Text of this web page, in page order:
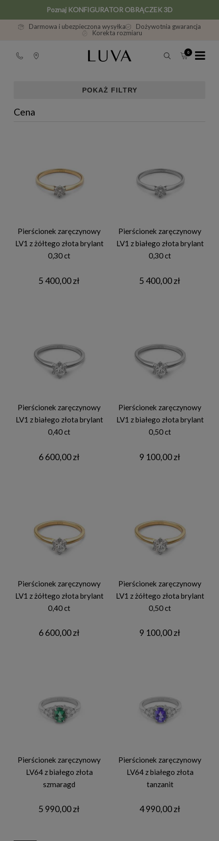
Poznaj KONFIGURATOR OBRĄCZEK 3D
Darmowa i ubezpieczona wysyłka
Dożywotnia gwarancja
Korekta rozmiaru
POKAŻ FILTRY
Cena
Pierścionek zaręczynowy
LV1 z żółtego złota brylant
0,30 ct
5 400,00 zł
Pierścionek zaręczynowy
LV1 z białego złota brylant
0,30 ct
5 400,00 zł
Pierścionek zaręczynowy
LV1 z białego złota brylant
0,40 ct
6 600,00 zł
Pierścionek zaręczynowy
LV1 z białego złota brylant
0,50 ct
9 100,00 zł
Pierścionek zaręczynowy
LV1 z żółtego złota brylant
0,40 ct
6 600,00 zł
Pierścionek zaręczynowy
LV1 z żółtego złota brylant
0,50 ct
9 100,00 zł
Pierścionek zaręczynowy
LV64 z białego złota
szmaragd
5 990,00 zł
Pierścionek zaręczynowy
LV64 z białego złota
tanzanit
4 990,00 zł